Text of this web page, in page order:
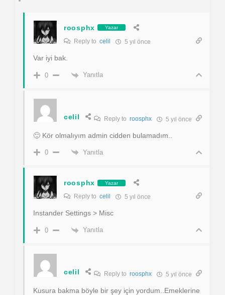
roosphx Yazar
Reply to celil 5 yıl önce
Var iyi bak.
0 Yanıtla
celil Reply to roosphx 5 yıl önce
🙂 Kör olmalıyım admin cidden bulamadım..
0 Yanıtla
roosphx Yazar
Reply to celil 5 yıl önce
Instander Settings > Misc
0 Yanıtla
celil Reply to roosphx 5 yıl önce
Kusura bakma böyle bir şey için yordum..Emeklerine